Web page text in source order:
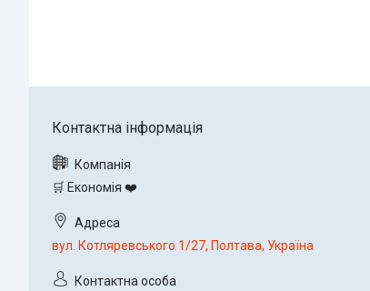
🛒 Економія ❤️
вул. Котляревського 1/27, Полтава, Україна